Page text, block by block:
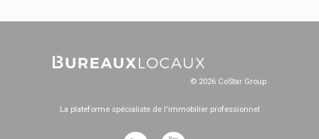
© 2026 CoStar Group
La plateforme spécialiste de l'immobilier professionnel